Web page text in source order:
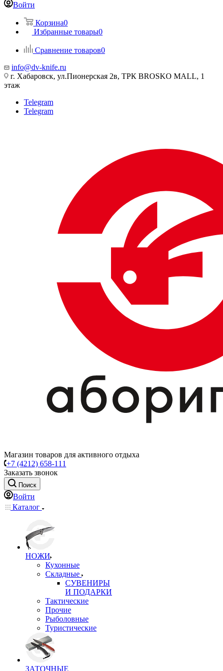
Войти
Корзина0
Избранные товары0
Сравнение товаров0
info@dv-knife.ru
г. Хабаровск, ул.Пионерская 2в, ТРК BROSKO MALL, 1
этаж
Telegram
Telegram
Магазин товаров для активного отдыха
+7 (4212) 658-111
Заказать звонок
Поиск
Войти
Каталог
НОЖИ
Кухонные
Складные
СУВЕНИРЫ
И ПОДАРКИ
Тактические
Прочие
Рыболовные
Туристические
ЗАТОЧНЫЕ